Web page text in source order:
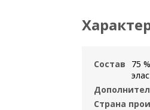
Состав
75
Страна